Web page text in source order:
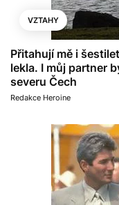
VZTAHY
Přitahují mě i
lekla. I můj partner
severu Čech
Redakce Heroine